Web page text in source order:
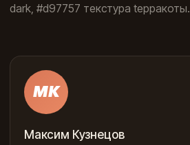
dark, #d97757 тeкстура tерракоты.
МК
Максим Кузнецов